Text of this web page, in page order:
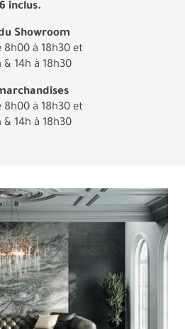
inclus.
Showroom
à 18h30 et
14h à 18h30
à 18h30 et
14h à 18h30